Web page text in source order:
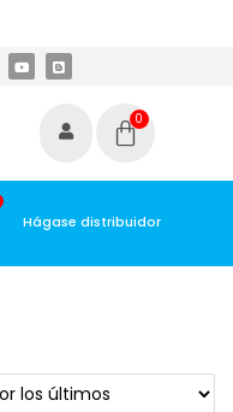
0
Hágase distribuidor